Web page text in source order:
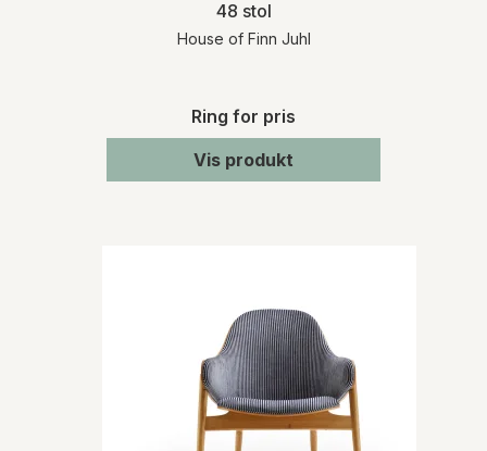
48 stol
House of Finn Juhl
Ring for pris
Vis produkt